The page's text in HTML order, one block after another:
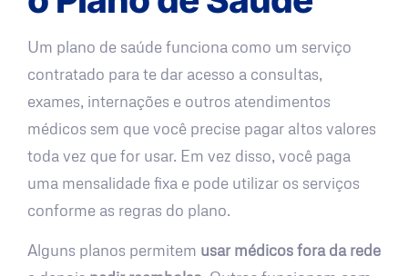
Um plano de saúde funciona como um serviço
contratado para te dar acesso a consultas,
exames, internações e outros atendimentos
médicos sem que você precise pagar altos valores
toda vez que for usar. Em vez disso, você paga
uma mensalidade fixa e pode utilizar os serviços
conforme as regras do plano.
Alguns planos permitem usar médicos fora da rede